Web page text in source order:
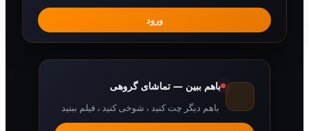
باهم ببین — تماشای گروهی
باهم دیگر چت کنید ، شوخی کنید ، فیلم ببنید